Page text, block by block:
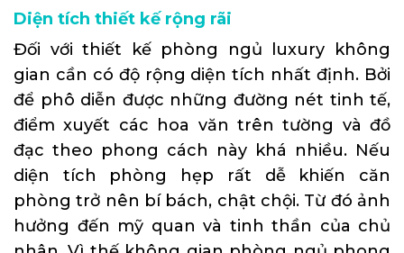
Diện tích thiết kế rộng rãi
Đối với thiết kế phòng ngủ luxury không
gian cần có độ rộng diện tích nhất định. Bởi
để phô diễn được những đường nét tinh tế,
điểm xuyết các hoa văn trên tường và đồ
đạc theo phong cách này khá nhiều. Nếu
diện tích phòng hẹp rất dễ khiến căn
phòng trở nên bí bách, chật chội. Từ đó ảnh
hưởng đến mỹ quan và tinh thần của chủ